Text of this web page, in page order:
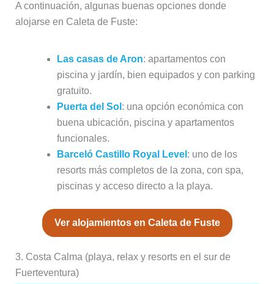
A continuación, algunas buenas opciones donde
alojarse en Caleta de Fuste:
Las casas de Aron: apartamentos con
piscina y jardín, bien equipados y con parking
gratuito.
Puerta del Sol : una opción económica con
buena ubicación, piscina y apartamentos
funcionales.
Barceló Castillo Royal Level : uno de los
resorts más completos de la zona, con spa,
piscinas y acceso directo a la playa.
Ver alojamientos en Caleta de Fuste
3. Costa Calma (playa, relax y resorts en el sur de
Fuerteventura)